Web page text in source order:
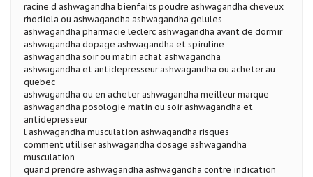
racine d ashwagandha bienfaits poudre ashwagandha cheveux
rhodiola ou ashwagandha ashwagandha gelules
ashwagandha pharmacie leclerc ashwagandha avant de dormir
ashwagandha dopage ashwagandha et spiruline
ashwagandha soir ou matin achat ashwagandha
ashwagandha et antidepresseur ashwagandha ou acheter au
quebec
ashwagandha ou en acheter ashwagandha meilleur marque
ashwagandha posologie matin ou soir ashwagandha et
antidepresseur
l ashwagandha musculation ashwagandha risques
comment utiliser ashwagandha dosage ashwagandha
musculation
quand prendre ashwagandha ashwagandha contre indication